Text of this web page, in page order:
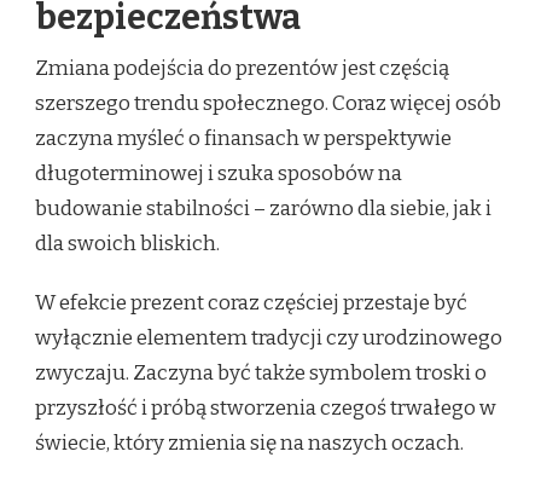
bezpieczeństwa
Zmiana podejścia do prezentów jest częścią
szerszego trendu społecznego. Coraz więcej osób
zaczyna myśleć o finansach w perspektywie
długoterminowej i szuka sposobów na
budowanie stabilności – zarówno dla siebie, jak i
dla swoich bliskich.
W efekcie prezent coraz częściej przestaje być
wyłącznie elementem tradycji czy urodzinowego
zwyczaju. Zaczyna być także symbolem troski o
przyszłość i próbą stworzenia czegoś trwałego w
świecie, który zmienia się na naszych oczach.